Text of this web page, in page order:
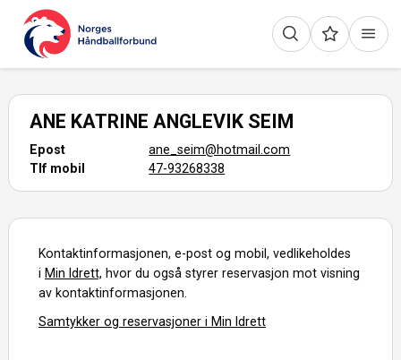
ANE KATRINE ANGLEVIK SEIM
Epost
ane_seim@hotmail.com
Tlf mobil
47-93268338
Kontaktinformasjonen, e-post og mobil, vedlikeholdes
i Min Idrett, hvor du også styrer reservasjon mot visning
av kontaktinformasjonen.
Samtykker og reservasjoner i Min Idrett